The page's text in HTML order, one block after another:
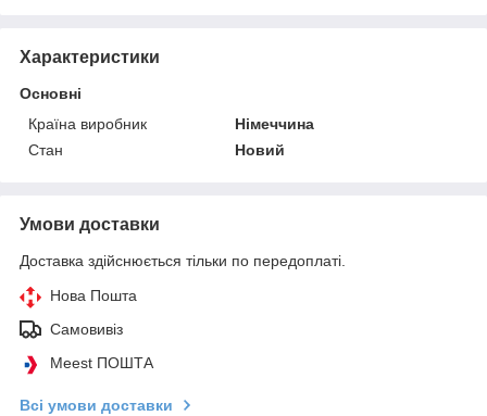
Характеристики
Основні
Країна виробник
Німеччина
Стан
Новий
Умови доставки
Доставка здійснюється тільки по передоплаті.
Нова Пошта
Самовивіз
Meest ПОШТА
Всі умови доставки